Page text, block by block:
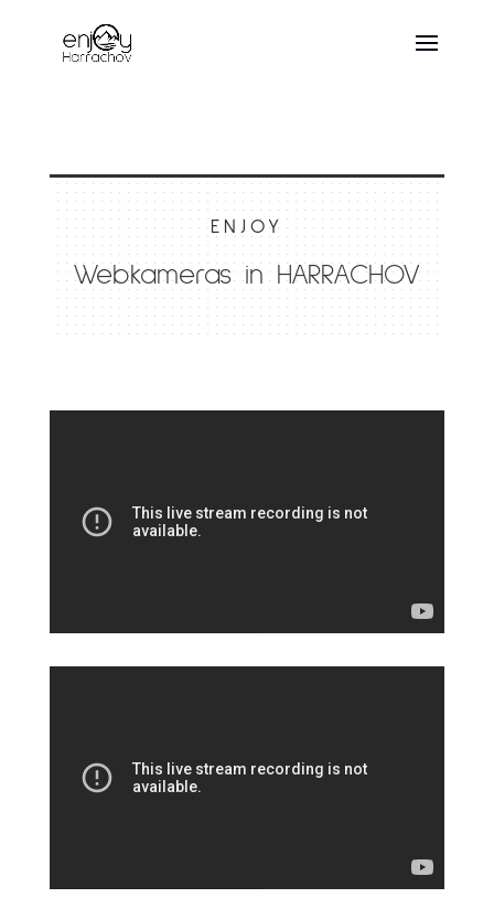
ENJOY
Webkameras in HARRACHOV